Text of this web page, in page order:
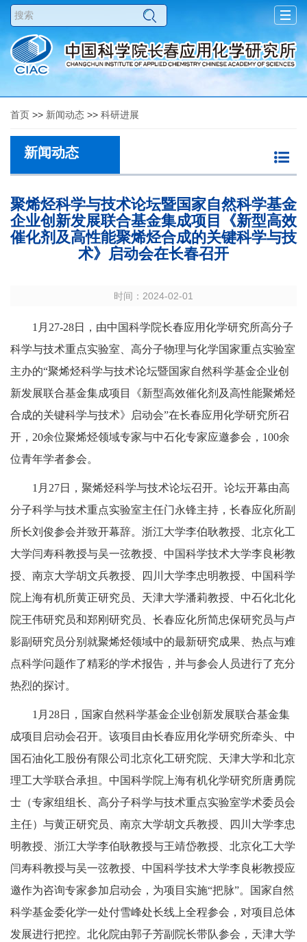
首页 >> 新闻动态 >> 科研进展
新闻动态
聚烯烃科学与技术论坛暨国家自然科学基金
企业创新发展联合基金集成项目《新型高效
催化剂及高性能聚烯烃合成的关键科学与技
术》启动会在长春召开
时间：2024-02-01
1月27-28日，由中国科学院长春应用化学研究所高分子
科学与技术重点实验室、高分子物理与化学国家重点实验室
主办的“聚烯烃科学与技术论坛暨国家自然科学基金企业创
新发展联合基金集成项目《新型高效催化剂及高性能聚烯烃
合成的关键科学与技术》启动会”在长春应用化学研究所召
开，20余位聚烯烃领域专家与中石化专家应邀参会，100余
位青年学者参会。
1月27日，聚烯烃科学与技术论坛召开。论坛开幕由高
分子科学与技术重点实验室主任门永锋主持，长春应化所副
所长刘俊参会并致开幕辞。浙江大学李伯耿教授、北京化工
大学闫寿科教授与吴一弦教授、中国科学技术大学李良彬教
授、南京大学胡文兵教授、四川大学李忠明教授、中国科学
院上海有机所黄正研究员、天津大学潘莉教授、中石化北化
院王伟研究员和郑刚研究员、长春应化所简忠保研究员与卢
影副研究员分别就聚烯烃领域中的最新研究成果、热点与难
点科学问题作了精彩的学术报告，并与参会人员进行了充分
热烈的探讨。
1月28日，国家自然科学基金企业创新发展联合基金集
成项目启动会召开。该项目由长春应用化学研究所牵头、中
国石油化工股份有限公司北京化工研究院、天津大学和北京
理工大学联合承担。中国科学院上海有机化学研究所唐勇院
士（专家组组长、高分子科学与技术重点实验室学术委员会
主任）与黄正研究员、南京大学胡文兵教授、四川大学李忠
明教授、浙江大学李伯耿教授与王靖岱教授、北京化工大学
闫寿科教授与吴一弦教授、中国科学技术大学李良彬教授应
邀作为咨询专家参加启动会，为项目实施“把脉”。国家自然
科学基金委化学一处付雪峰处长线上全程参会，对项目总体
发展进行把控。北化院由郭子芳副院长带队参会，天津大学